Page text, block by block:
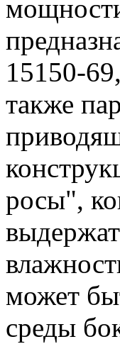
15150-
также
росы",
может
среды